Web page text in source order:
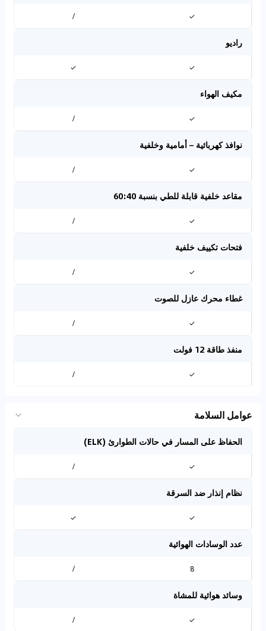
✓
/
راديو
✓
✓
مكيف الهواء
✓
/
نوافذ كهربائية – أمامية وخلفية
✓
/
مقاعد خلفية قابلة للطي بنسبة 60:40
✓
/
فتحات تكييف خلفية
✓
/
غطاء محرك عازل للصوت
✓
/
منفذ طاقة 12 فولت
✓
/
عوامل السلامة
الحفاظ على المسار في حالات الطوارئ (ELK)
✓
/
نظام إنذار ضد السرقة
✓
✓
عدد الوسادات الهوائية
8
/
وسائد هوائية للمشاة
✓
/